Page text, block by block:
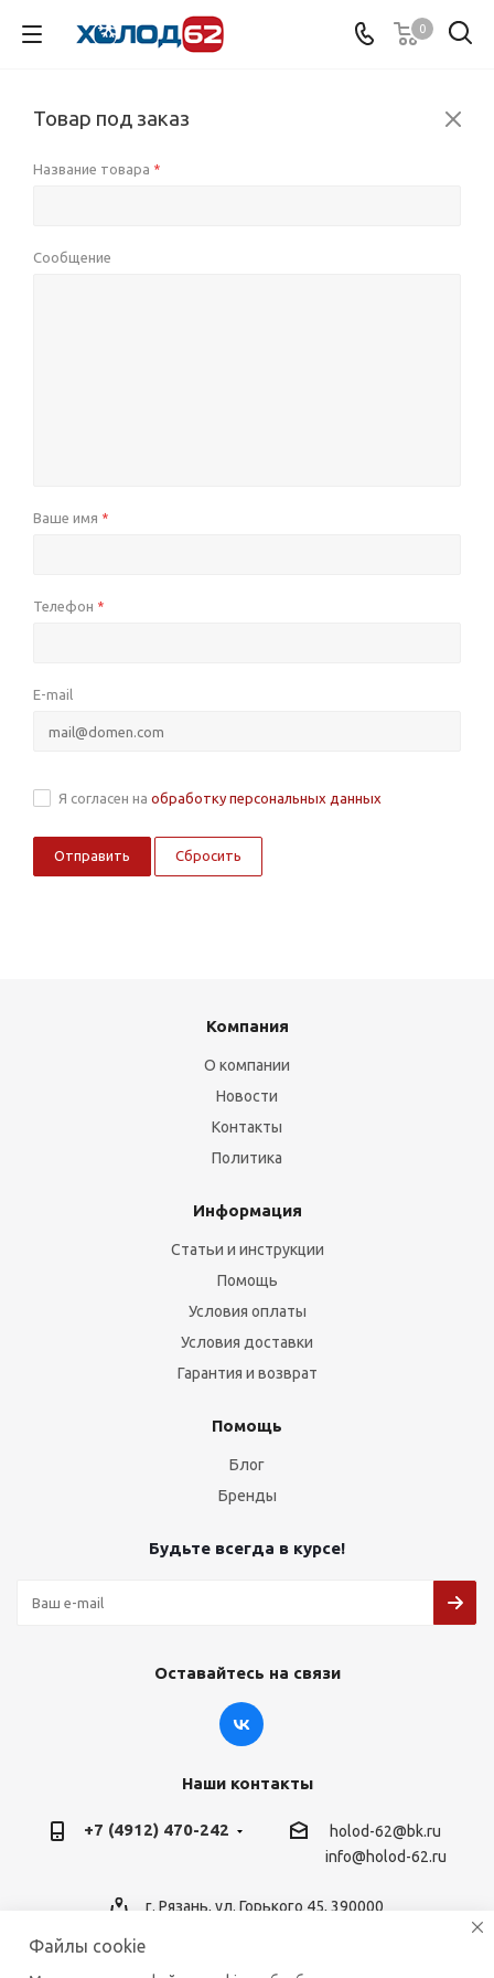
0
Товар под заказ
Название товара *
Сообщение
Ваше имя *
Телефон *
E-mail
Я согласен на обработку персональных данных
Сбросить
Компания
О компании
Новости
Контакты
Политика
Информация
Статьи и инструкции
Помощь
Условия оплаты
Условия доставки
Гарантия и возврат
Помощь
Блог
Бренды
Будьте всегда в курсе!
Оставайтесь на связи
Наши контакты
+7 (4912) 470-242
holod-62@bk.ru
info@holod-62.ru
г. Рязань, ул. Горького 45, 390000
Файлы cookie